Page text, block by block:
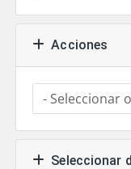
Acciones
Seleccionar